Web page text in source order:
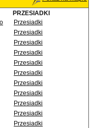
PRZESIADKI
Przesiadki
Przesiadki
Przesiadki
Przesiadki
Przesiadki
Przesiadki
Przesiadki
Przesiadki
Przesiadki
Przesiadki
Przesiadki